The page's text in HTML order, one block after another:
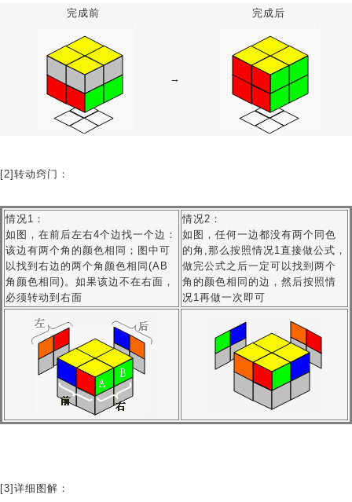
完成前 完成后
→
[2]转动窍门：
情况1：
如图，在前后左右4个边找一个边：
该边有两个角的颜色相同；图中可
以找到右边的两个角颜色相同(AB
角颜色相同)。如果该边不在右面，
必须转动到右面
情况2：
如图，任何一边都没有两个同色
的角,那么按照情况1直接做公式，
做完公式之后一定可以找到两个
角的颜色相同的边，然后按照情
况1再做一次即可
[3]详细图解：